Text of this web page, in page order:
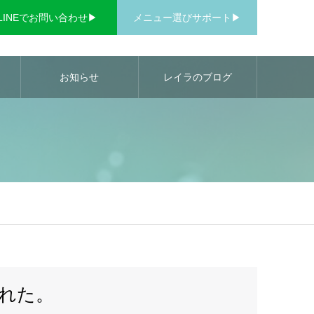
でお問い合わせ▶︎ メニュー選びサポート▶︎
お知らせ レイラのブログ
た。